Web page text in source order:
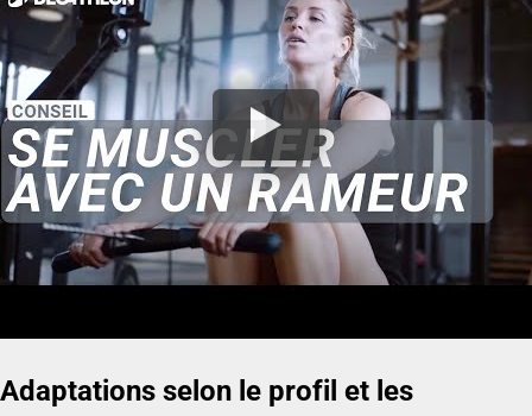
Adaptations selon le profil et les